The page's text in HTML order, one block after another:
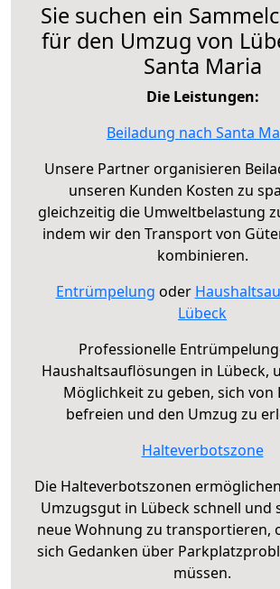
Sie suchen ein
für den Umzug von
Santa Maria
Die Leistungen:
Beiladung nach Santa
Unsere Partner organisieren
unseren Kunden Kosten zu
gleichzeitig die Umweltbelastung
indem wir den Transport von
kombinieren.
Entrümpelung oder
Lübeck
Professionelle
Haushaltsauflösungen in Lübeck,
Möglichkeit zu geben, sich von
befreien und den Umzug zu
Halteverbotszone
Die Halteverbotszonen
Umzugsgut in Lübeck schnell und
neue Wohnung zu transportieren,
sich Gedanken über
müssen.